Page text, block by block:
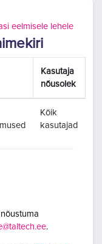
eelmisele lehele
Kasutaja
nõusolek
Kõik
kasutajad
.